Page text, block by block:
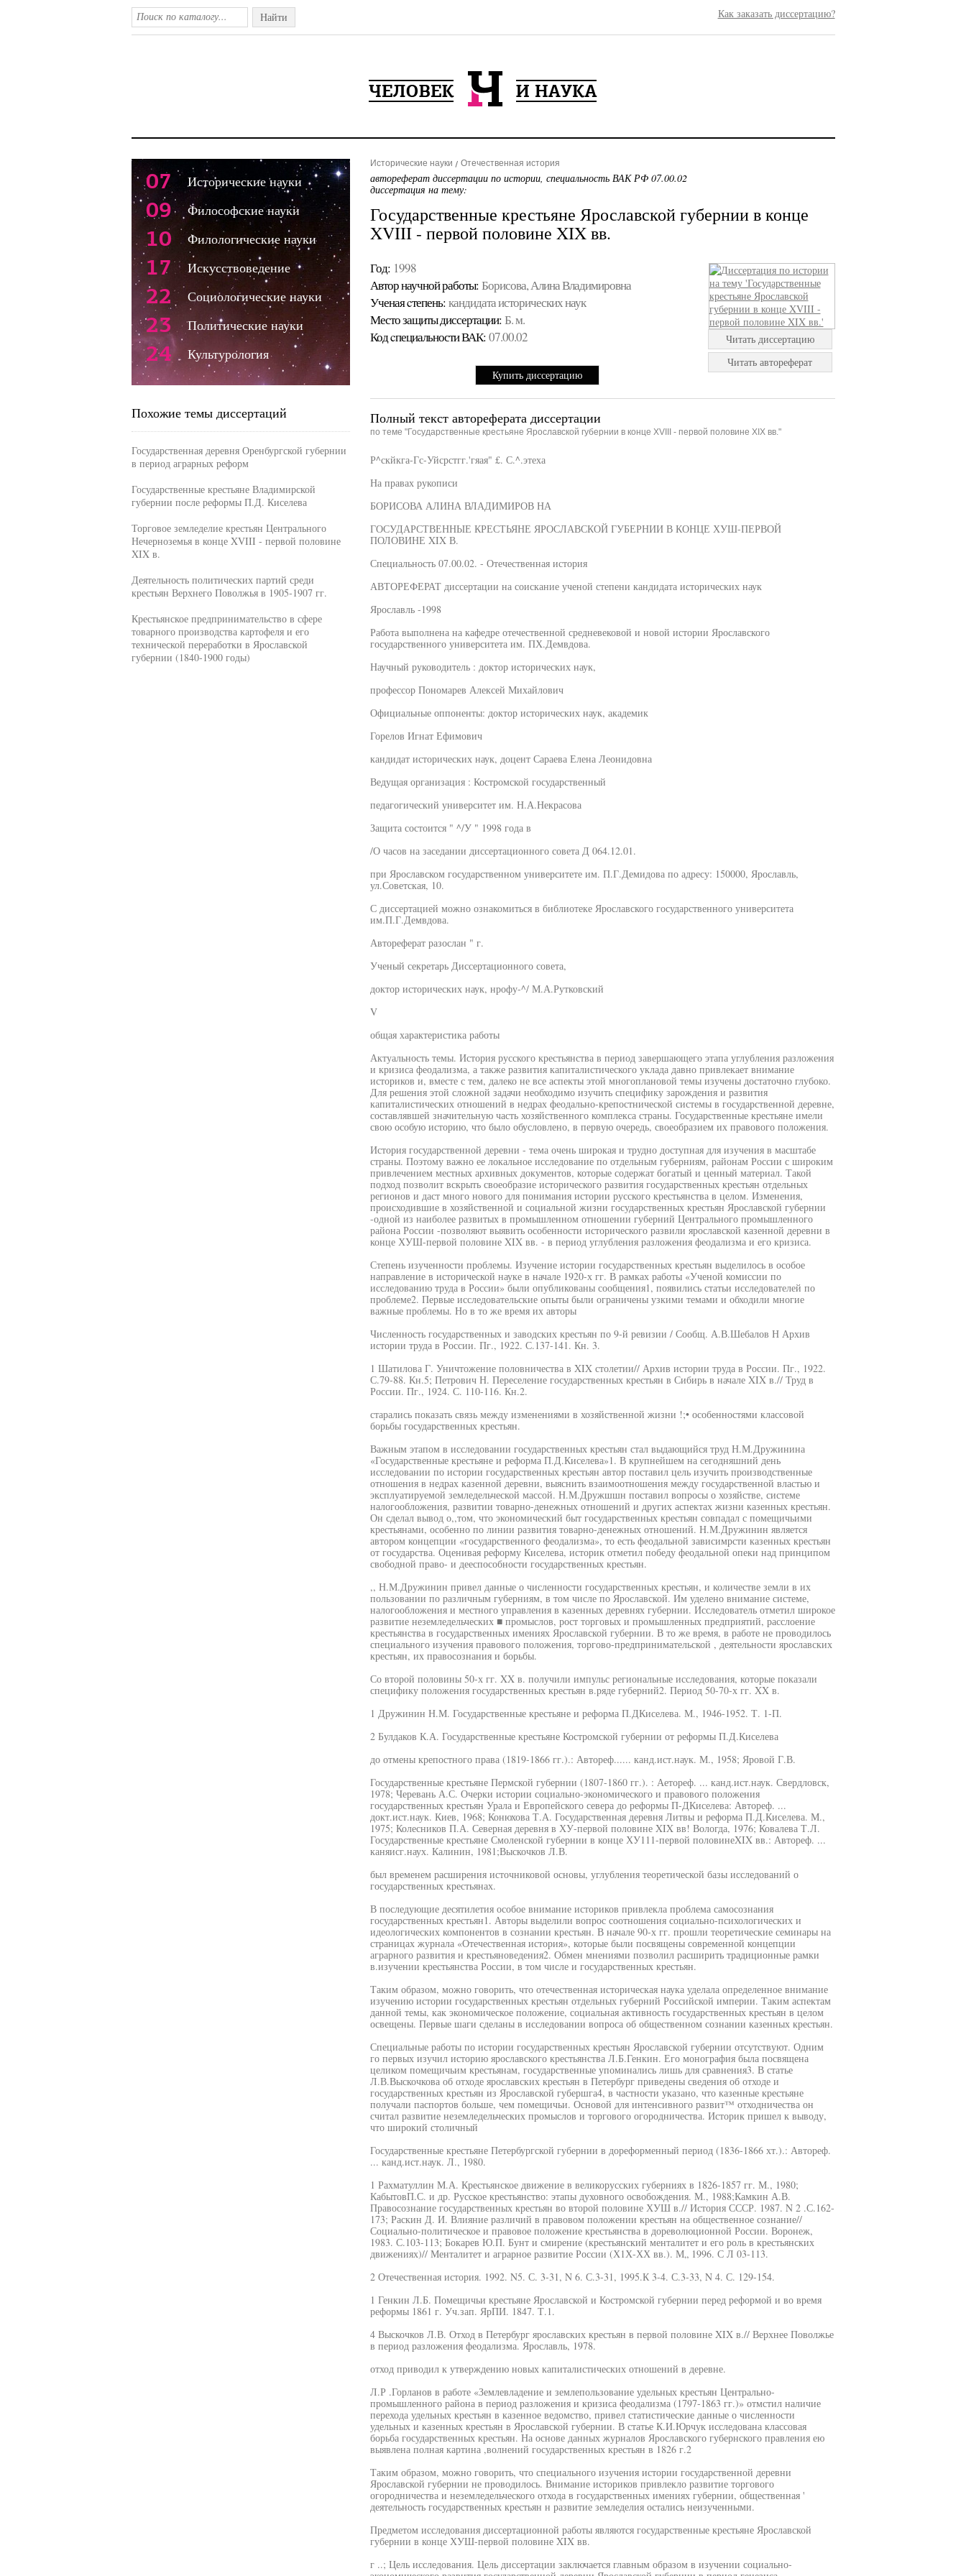
Найти Как заказать диссертацию?
Исторические науки Отечественная история
автореферат диссертации по истории, специальность ВАК РФ 07.00.02
диссертация на тему:
Государственные крестьяне Ярославской губернии в конце
XVIII - первой половине XIX вв.
Год: 1998
Автор научной работы: Борисова, Алина Владимировна
Ученая cтепень: кандидата исторических наук
Место защиты диссертации: Б. м.
Код cпециальности ВАК: 07.00.02
Купить диссертацию
Читать диссертацию
Читать автореферат
Полный текст автореферата диссертации
по теме "Государственные крестьяне Ярославской губернии в конце XVIII - первой половине XIX вв."
Р^скйкга-Гс-Уйсрстгг.'гяая" £. С.^.этеха
На правах рукописи
БОРИСОВА АЛИНА ВЛАДИМИРОВ НА
ГОСУДАРСТВЕННЫЕ КРЕСТЬЯНЕ ЯРОСЛАВСКОЙ ГУБЕРНИИ В КОНЦЕ ХУШ-ПЕРВОЙ
ПОЛОВИНЕ XIX В.
Специальность 07.00.02. - Отечественная история
АВТОРЕФЕРАТ диссертации на соискание ученой степени кандидата исторических наук
Ярославль -1998
Работа выполнена на кафедре отечественной средневековой и новой истории Ярославского
государственного университета им. ПХ.Демвдова.
Научный руководитель : доктор исторических наук,
профессор Пономарев Алексей Михайлович
Официальные оппоненты: доктор исторических наук, академик
Горелов Игнат Ефимович
кандидат исторических наук, доцент Сараева Елена Леонидовна
Ведущая организация : Костромской государственный
педагогический университет им. Н.А.Некрасова
Защита состоится " ^/У " 1998 года в
/О часов на заседании диссертационного совета Д 064.12.01.
при Ярославском государственном университете им. П.Г.Демидова по адресу: 150000, Ярославль,
ул.Советская, 10.
С диссертацией можно ознакомиться в библиотеке Ярославского государственного университета
им.П.Г.Демвдова.
Автореферат разослан " г.
Ученый секретарь Диссертационного совета,
доктор исторических наук, нрофу-^/ М.А.Рутковский
V
общая характеристика работы
Актуальность темы. История русского крестьянства в период завершающего этапа углубления разложения
и кризиса феодализма, а также развития капиталистического уклада давно привлекает внимание
историков и, вместе с тем, далеко не все аспекты этой многоплановой темы изучены достаточно глубоко.
Для решения этой сложной задачи необходимо изучить специфику зарождения и развития
капиталистических отношений в недрах феодально-крепостнической системы в государственной деревне,
составлявшей значительную часть хозяйственного комплекса страны. Государственные крестьяне имели
свою особую историю, что было обусловлено, в первую очередь, своеобразием их правового положения.
История государственной деревни - тема очень широкая и трудно доступная для изучения в масштабе
страны. Поэтому важно ее локальное исследование по отдельным губерниям, районам России с широким
привлечением местных архивных документов, которые содержат богатый и ценный материал. Такой
подход позволит вскрыть своеобразие исторического развития государственных крестьян отдельных
регионов и даст много нового для понимания истории русского крестьянства в целом. Изменения,
происходившие в хозяйственной и социальной жизни государственных крестьян Ярославской губернии
-одной из наиболее развитых в промышленном отношении губерний Центрального промышленного
района России -позволяют выявить особенности исторического развили ярославской казенной деревни в
конце ХУШ-первой половине XIX вв. - в период углубления разложения феодализма и его кризиса.
Степень изученности проблемы. Изучение истории государственных крестьян выделилось в особое
направление в исторической науке в начале 1920-х гг. В рамках работы «Ученой комиссии по
исследованию труда в России» были опубликованы сообщения1, появились статьи исследователей по
проблеме2. Первые исследовательские опыты были ограничены узкими темами и обходили многие
важные проблемы. Но в то же время их авторы
Численность государственных и заводских крестьян по 9-й ревизии / Сообщ. А.В.Шебалов Н Архив
истории труда в России. Пг., 1922. С.137-141. Кн. 3.
1 Шатилова Г. Уничтожение половничества в XIX столетии// Архив истории труда в России. Пг., 1922.
С.79-88. Кн.5; Петрович Н. Переселение государственных крестьян в Сибирь в начале XIX в.// Труд в
России. Пг., 1924. С. 110-116. Кн.2.
старались показать связь между изменениями в хозяйственной жизни !;• особенностями классовой
борьбы государственных крестьян.
Важным этапом в исследовании государственных крестьян стал выдающийся труд Н.М.Дружинина
«Государственные крестьяне и реформа П.Д.Киселева»1. В крупнейшем на сегодняшний день
исследовании по истории государственных крестьян автор поставил цель изучить производственные
отношения в недрах казенной деревни, выяснить взаимоотношения между государственной властью и
эксплуатируемой земледельческой массой. Н.М.Дружшшн поставил вопросы о хозяйстве, системе
налогообложения, развитии товарно-денежных отношений и других аспектах жизни казенных крестьян.
Он сделал вывод о,,том, что экономический быт государственных крестьян совпадал с помещичьими
крестьянами, особенно по линии развития товарно-денежных отношений. Н.М.Дружинин является
автором концепции «государственного феодализма», то есть феодальной зависимрсти казенных крестьян
от государства. Оценивая реформу Киселева, историк отметил победу феодальной опеки над принципом
свободной право- и дееспособности государственных крестьян.
,, Н.М.Дружинин привел данные о численности государственных крестьян, и количестве земли в их
пользовании по различным губерниям, в том числе по Ярославской. Им уделено внимание системе,
налогообложения и местного управления в казенных деревнях губернии. Исследователь отметил широкое
развитие неземледельческих ■ промыслов, рост торговых и промышленных предприятий, расслоение
крестьянства в государственных имениях Ярославской губернии. В то же время, в работе не проводилось
специального изучения правового положения, торгово-предпринимательской , деятельности ярославских
крестьян, их правосознания и борьбы.
Со второй половины 50-х гг. XX в. получили импульс региональные исследования, которые показали
специфику положения государственных крестьян в.ряде губерний2. Период 50-70-х гг. XX в.
1 Дружинин Н.М. Государственные крестьяне и реформа П.ДКиселева. М., 1946-1952. Т. 1-П.
2 Булдаков К.А. Государственные крестьяне Костромской губернии от реформы П.Д.Киселева
до отмены крепостного права (1819-1866 гг.).: Автореф...... канд.ист.наук. М., 1958; Яровой Г.В.
Государственные крестьяне Пермской губернии (1807-1860 гг.). : Аетореф. ... канд.ист.наук. Свердловск,
1978; Черевань А.С. Очерки истории социально-экономического и правового положения
государственных крестьян Урала и Европейского севера до реформы П-ДКиселева: Автореф. ...
докт.ист.наук. Киев, 1968; Конюхова Т.А. Государственная деревня Литвы и реформа П.Д.Киселева. М.,
1975; Колесников П.А. Северная деревня в ХУ-первой половине XIX вв! Вологда, 1976; Ковалева Т.Л.
Государственные крестьяне Смоленской губернии в конце ХУ111-первой половинеXIX вв.: Автореф. ...
каняисг.наух. Калинин, 1981;Выскочков Л.В.
был временем расширения источниковой основы, углубления теоретической базы исследований о
государственных крестьянах.
В последующие десятилетия особое внимание историков привлекла проблема самосознания
государственных крестьян1. Авторы выделили вопрос соотношения социально-психологических и
идеологических компонентов в сознании крестьян. В начале 90-х гг. прошли теоретические семинары на
страницах журнала «Отечественная история», которые были посвящены современной концепции
аграрного развития и крестьяноведения2. Обмен мнениями позволил расширить традиционные рамки
в.изучении крестьянства России, в том числе и государственных крестьян.
Таким образом, можно говорить, что отечественная историческая наука уделала определенное внимание
изучению истории государственных крестьян отдельных губерний Российской империи. Таким аспектам
данной темы, как экономическое положение, социальная активность государственных крестьян в целом
освещены. Первые шаги сделаны в исследовании вопроса об общественном сознании казенных крестьян.
Специальные работы по истории государственных крестьян Ярославской губернии отсутствуют. Одним
го первых изучил историю ярославского крестьянства Л.Б.Генкин. Его монография была посвящена
целиком помещичьим крестьянам, государственные упоминались лишь для сравнения3. В статье
Л.В.Выскочкова об отходе ярославских крестьян в Петербург приведены сведения об отходе и
государственных крестьян из Ярославской губершга4, в частности указано, что казенные крестьяне
получали паспортов больше, чем помещичьи. Основой для интенсивного развит™ отходничества он
считал развитие неземледельческих промыслов и торгового огородничества. Историк пришел к выводу,
что широкий столичный
Государственные крестьяне Петербургской губернии в дореформенный период (1836-1866 хт.).: Автореф.
... канд.ист.наук. Л., 1980.
1 Рахматуллин М.А. Крестьянское движение в великорусских губерниях в 1826-1857 гг. М., 1980;
КабытовП.С. и др. Русское крестьянство: этапы духовного освобождения. М., 1988;Камкин А.В.
Правосознание государственных крестьян во второй половине ХУШ в.// История СССР. 1987. N 2 .С.162-
173; Раскин Д. И. Влияние различий в правовом положении крестьян на общественное сознание//
Социально-политическое и правовое положение крестьянства в дореволюционной России. Воронеж,
1983. С.103-113; Бокарев Ю.П. Бунт и смирение (крестьянский менталитет и его роль в крестьянских
движениях)// Менталитет и аграрное развитие России (Х1Х-ХХ вв.). М„ 1996. С Л 03-113.
2 Отечественная история. 1992. N5. С. 3-31, N 6. С.3-31, 1995.К 3-4. С.3-33, N 4. С. 129-154.
1 Генкин Л.Б. Помещичьи крестьяне Ярославской и Костромской губернии перед реформой и во время
реформы 1861 г. Уч.зап. ЯрПИ. 1847. Т.1.
4 Выскочков Л.В. Отход в Петербург ярославских крестьян в первой половине XIX в.// Верхнее Поволжье
в период разложения феодализма. Ярославль, 1978.
отход приводил к утверждению новых капиталистических отношений в деревне.
Л.Р .Горланов в работе «Землевладение и землепользование удельных крестьян Центрально-
промышленного района в период разложения и кризиса феодализма (1797-1863 гг.)» отмстил наличие
перехода удельных крестьян в казенное ведомство, привел статистические данные о численности
удельных и казенных крестьян в Ярославской губернии. В статье К.И.Юрчук исследована классовая
борьба государственных крестьян. На основе данных журналов Ярославского губернского правления ею
выявлена полная картина ,волнений государственных крестьян в 1826 г.2
Таким образом, можно говорить, что специального изучения истории государственной деревни
Ярославской губернии не проводилось. Внимание историков привлекло развитие торгового
огородничества и неземледельческого отхода в государственных имениях губернии, общественная '
деятельность государственных крестьян н развитие земледелия остались неизученными.
Предметом исследования диссертационной работы являются государственные крестьяне Ярославской
губернии в конце ХУШ-первой половине XIX вв.
г ..; Цель исследования. Цель диссертации заключается главным образом в изучении социально-
07 Исторические науки
09 Философские науки
10 Филологические науки
17 Искусствоведение
22 Социологические науки
23 Политические науки
24 Культурология
Похожие темы диссертаций
Государственная деревня Оренбургской губернии
в период аграрных реформ
Государственные крестьяне Владимирской
губернии после реформы П.Д. Киселева
Торговое земледелие крестьян Центрального
Нечерноземья в конце XVIII - первой половине
XIX в.
Деятельность политических партий среди
крестьян Верхнего Поволжья в 1905-1907 гг.
Крестьянское предпринимательство в сфере
товарного производства картофеля и его
технической переработки в Ярославской
губернии (1840-1900 годы)